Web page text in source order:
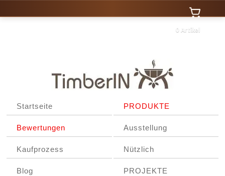
0 Artikel
Startseite PRODUKTE
Bewertungen Ausstellung
Kaufprozess Nützlich
Blog PROJEKTE